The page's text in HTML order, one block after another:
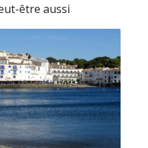
être aussi